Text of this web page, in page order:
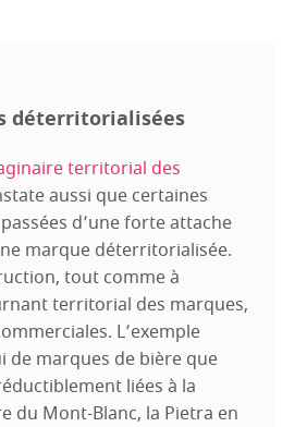
déterritorialisées
territorial des
aussi que certaines
d’une forte attache
marque déterritorialisée.
tout comme à
territorial des marques,
L’exemple
de marques de bière que
liées à la
du Mont-Blanc, la Pietra en